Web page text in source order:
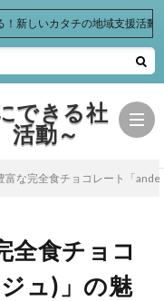
できる社
活動～
カタチの地域支援活動「
富な完全食チョコレート「
全食チョコ
ュ)」の魅